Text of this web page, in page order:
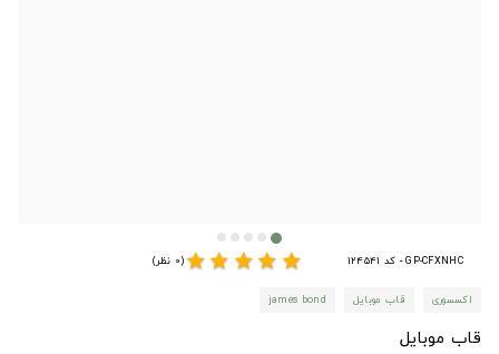
GP-CFXNHC - کد 124541 star
star
star
star
star(0 نظر)
اکسسوری قاب موبایل james bond
قاب موبایل